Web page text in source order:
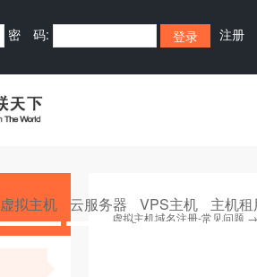
密 码: 注册
虚拟主机 云服务器 VPS主机 主机
虚拟主机域名注册-常见问题